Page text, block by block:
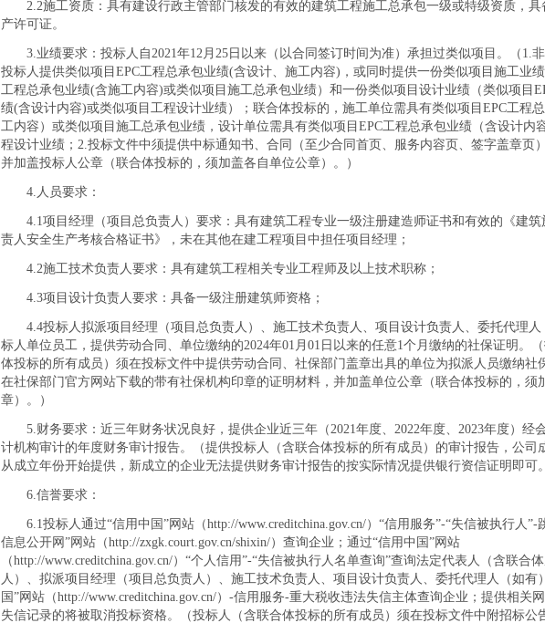
2.2施工资质：具有建设行政主管部门核发的有效的建筑工程施工总承包一级或特级资质，具
产许可证。
3.业绩要求：投标人自2021年12月25日以来（以合同签订时间为准）承担过类似项目。（1.
投标人提供类似项目EPC工程总承包业绩(含设计、施工内容)，或同时提供一份类似项目施工业
工程总承包业绩(含施工内容)或类似项目施工总承包业绩）和一份类似项目设计业绩（类似项目
绩(含设计内容)或类似项目工程设计业绩）；联合体投标的，施工单位需具有类似项目EPC工程
工内容）或类似项目施工总承包业绩，设计单位需具有类似项目 EPC工程总承包业绩（含设计内
程设计业绩； 2.投标文件中须提供中标通知书、合同（至少合同首页、服务内容页、签字盖章页
并加盖投标人公章（联合体投标的，须加盖各自单位公章）。）
4.人员要求：
4.1项目经理（项目总负责人）要求：具有建筑工程专业一级注册建造师证书和有效的《建筑
责人安全生产考核合格证书》，未在其他在建工程项目中担任项目经理；
4.2施工技术负责人要求：具有建筑工程相关专业工程师及以上技术职称；
4.3项目设计负责人要求：具备一级注册建筑师资格；
4.4投标人拟派项目经理（项目总负责人）、施工技术负责人、项目设计负责人、委托代理人
标人单位员工，提供劳动合同、单位缴纳的2024年01月01日以来的任意1个月缴纳的社保证明。
体投标的所有成员）须在投标文件中提供劳动合同、社保部门盖章出具的单位为拟派人员缴纳社
在社保部门官方网站下载的带有社保机构印章的证明材料，并加盖单位公章（联合体投标的，须
章）。）
5.财务要求：近三年财务状况良好，提供企业近三年（2021年度、2022年度、2023年度）经
计机构审计的年度财务审计报告。（提供投标人（含联合体投标的所有成员）的审计报告，公司
从成立年份开始提供，新成立的企业无法提供财务审计报告的按实际情况提供银行资信证明即可
6.信誉要求：
6.1投标人通过“信用中国”网站（http://www.creditchina.gov.cn/）“信用服务”-“失信被执行人”-
信息公开网”网站（http://zxgk.court.gov.cn/shixin/）查询企业；通过“信用中国”网站
（http://www.creditchina.gov.cn/）“个人信用”-“失信被执行人名单查询”查询法定代表人（含联合
人）、拟派项目经理（项目总负责人）、施工技术负责人、项目设计负责人、委托代理人（如有
国”网站（http://www.creditchina.gov.cn/）-信用服务-重大税收违法失信主体查询企业；提供相关
失信记录的将被取消投标资格。（投标人（含联合体投标的所有成员）须在投标文件中附招标公